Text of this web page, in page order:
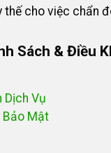
thế cho việc chẩn
Sách & Điều
Dịch Vụ
Bảo Mật